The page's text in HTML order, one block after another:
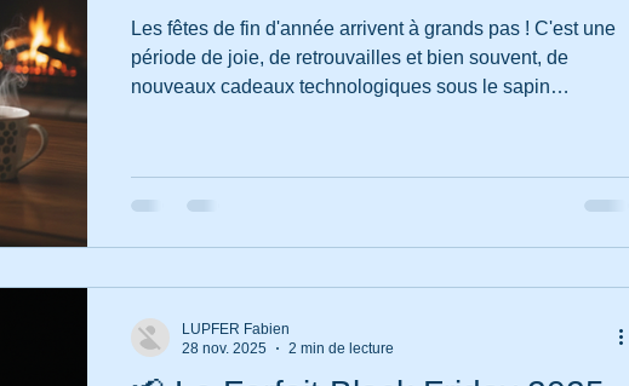
Les fêtes de fin d'année arrivent à grands pas ! C'est une
période de joie, de retrouvailles et bien souvent, de
nouveaux cadeaux technologiques sous le sapin
pour vous aider à installer vos nouveaux appareils, à
transférer vos données ou simplement pour assurer que
LUPFER Fabien
28 nov. 2025
2 min de lecture